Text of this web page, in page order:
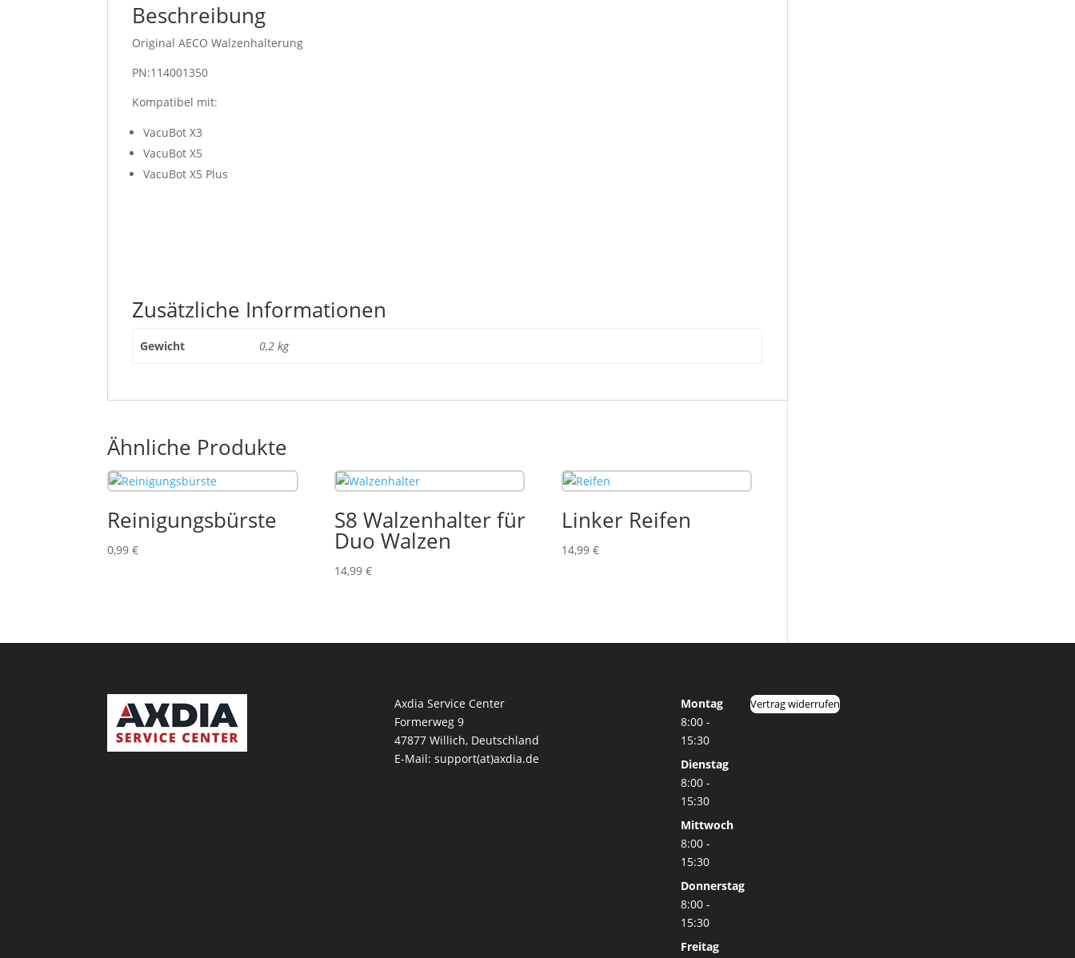
Beschreibung
Original AECO Walzenhalterung
PN:114001350
Kompatibel mit:
VacuBot X3
VacuBot X5
VacuBot X5 Plus
Zusätzliche Informationen
Gewicht 0,2 kg
Ähnliche Produkte
Reinigungsbürste
0,99€
S8 Walzenhalter für
Duo Walzen
14,99 €
Linker Reifen
14,99 €
Axdia Service Center
Formerweg 9
47877 Willich, Deutschland
E-Mail: support(at)axdia.de
Montag
8:00 -
15:30
Dienstag
8:00 -
15:30
Mittwoch
8:00 -
15:30
Donnerstag
8:00 -
15:30
Freitag
Vertrag widerrufen